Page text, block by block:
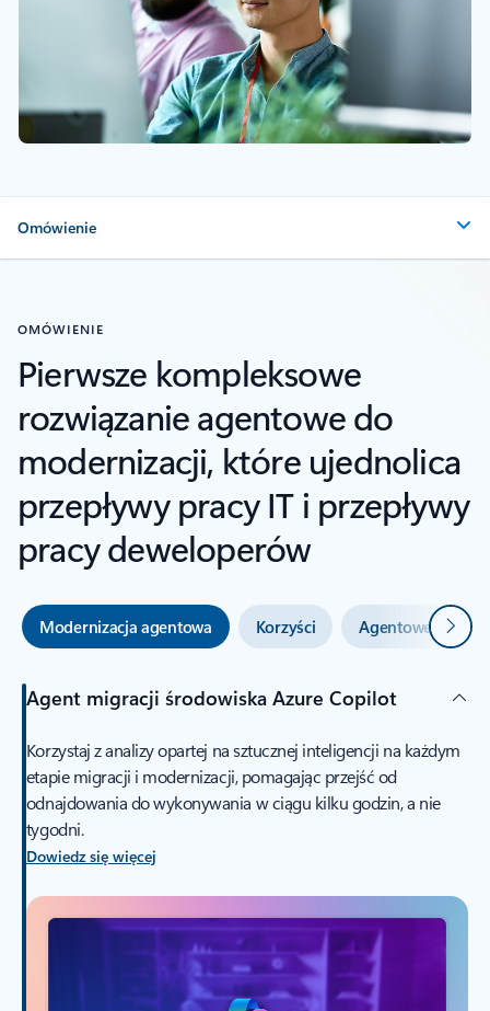
Omówienie
OMÓWIENIE
Pierwsze kompleksowe
rozwiązanie agentowe do
modernizacji, które ujednolica
przepływy pracy IT i przepływy
pracy deweloperów
Modernizacja agentowa Korzyści Agentowe Dalej
Agent migracji środowiska Azure Copilot
Korzystaj z analizy opartej na sztucznej inteligencji na każdym
etapie migracji i modernizacji, pomagając przejść od
odnajdowania do wykonywania w ciągu kilku godzin, a nie
tygodni.
Dowiedz się więcej